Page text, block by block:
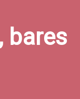
bares